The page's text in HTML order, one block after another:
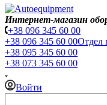
Интернет-магазин
+38 096 345 60 00
+38 096 345 60 00Отдел
+38 095 345 60 00
+38 073 345 60 00
Войти